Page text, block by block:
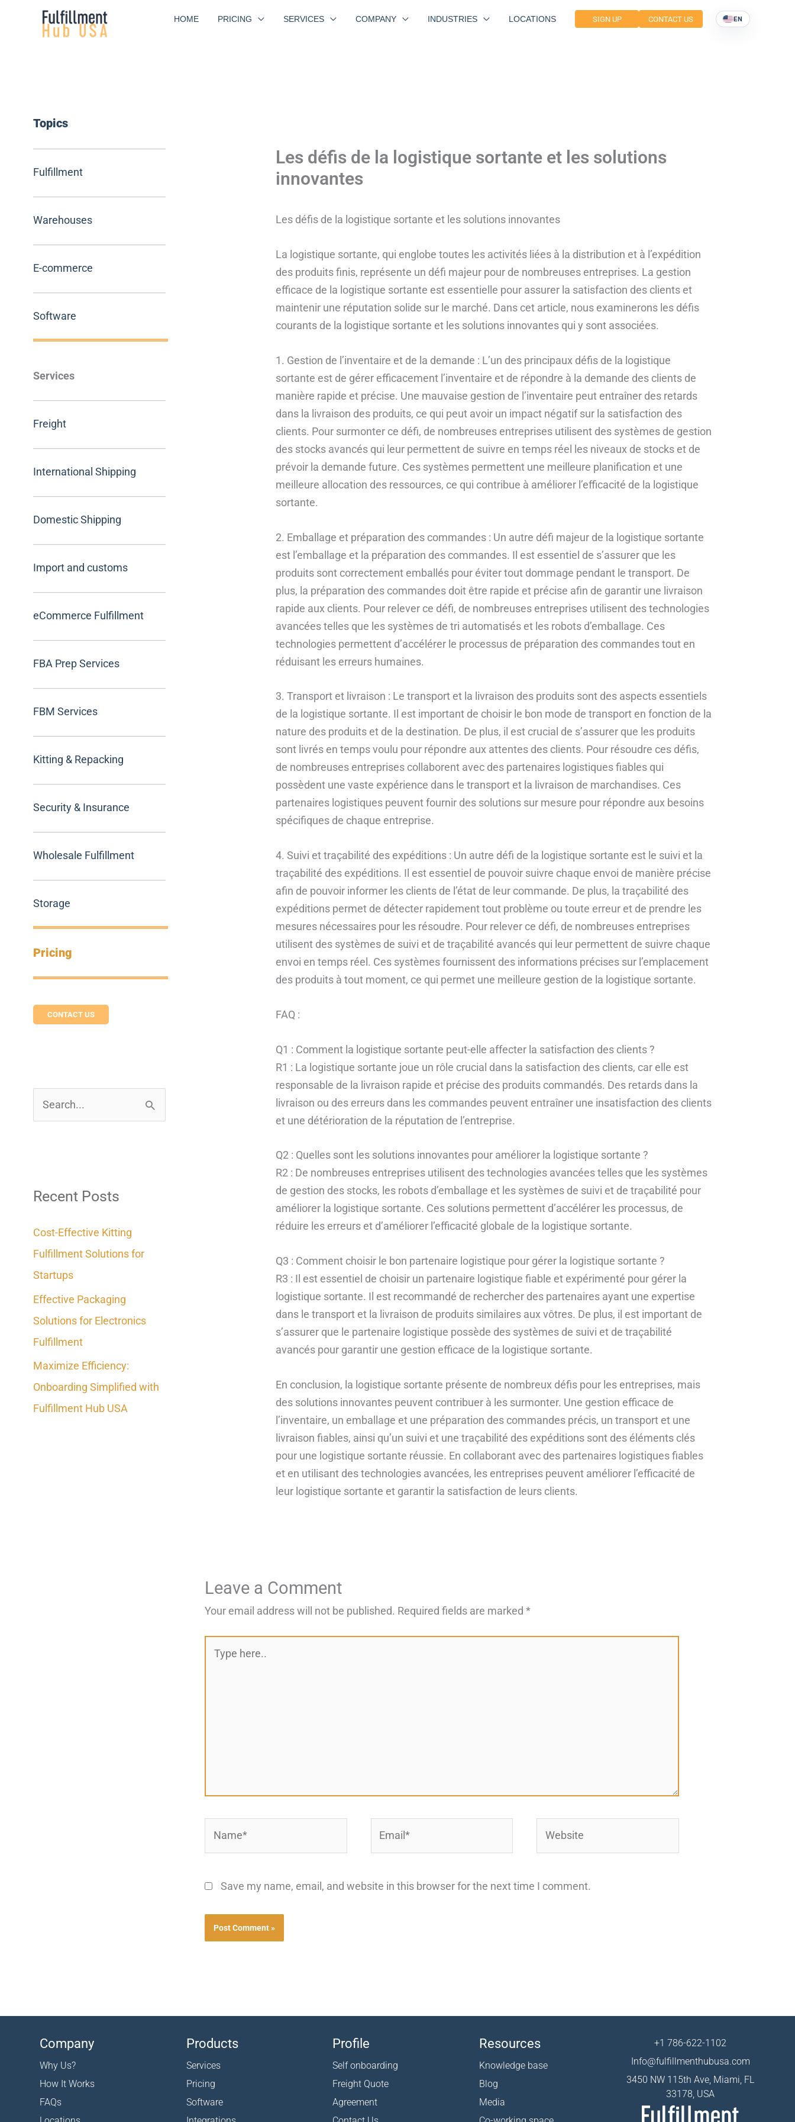
HOME PRICING SERVICES COMPANY INDUSTRIES LOCATIONS SIGN UP CONTACT US EN
Topics
Fulfillment
Warehouses
E-commerce
Software
Services
Freight
International Shipping
Domestic Shipping
Import and customs
eCommerce Fulfillment
FBA Prep Services
FBM Services
Kitting & Repacking
Security & Insurance
Wholesale Fulfillment
Storage
Pricing
CONTACT US
c
f
o
r
Recent Posts
Cost-Effective Kitting
Fulfillment Solutions for
Startups
Effective Packaging
Solutions for Electronics
Fulfillment
Maximize Efficiency:
Onboarding Simplified with
Fulfillment Hub USA
Les défis de la logistique sortante et les solutions
innovantes
Les défis de la logistique sortante et les solutions innovantes
La logistique sortante, qui englobe toutes les activités liées à la distribution et à l’expédition
des produits finis, représente un défi majeur pour de nombreuses entreprises. La gestion
efficace de la logistique sortante est essentielle pour assurer la satisfaction des clients et
maintenir une réputation solide sur le marché. Dans cet article, nous examinerons les défis
courants de la logistique sortante et les solutions innovantes qui y sont associées.
1. Gestion de l’inventaire et de la demande : L’un des principaux défis de la logistique
sortante est de gérer efficacement l’inventaire et de répondre à la demande des clients de
manière rapide et précise. Une mauvaise gestion de l’inventaire peut entraîner des retards
dans la livraison des produits, ce qui peut avoir un impact négatif sur la satisfaction des
clients. Pour surmonter ce défi, de nombreuses entreprises utilisent des systèmes de gestion
des stocks avancés qui leur permettent de suivre en temps réel les niveaux de stocks et de
prévoir la demande future. Ces systèmes permettent une meilleure planification et une
meilleure allocation des ressources, ce qui contribue à améliorer l’efficacité de la logistique
sortante.
2. Emballage et préparation des commandes : Un autre défi majeur de la logistique sortante
est l’emballage et la préparation des commandes. Il est essentiel de s’assurer que les
produits sont correctement emballés pour éviter tout dommage pendant le transport. De
plus, la préparation des commandes doit être rapide et précise afin de garantir une livraison
rapide aux clients. Pour relever ce défi, de nombreuses entreprises utilisent des technologies
avancées telles que les systèmes de tri automatisés et les robots d’emballage. Ces
technologies permettent d’accélérer le processus de préparation des commandes tout en
réduisant les erreurs humaines.
3. Transport et livraison : Le transport et la livraison des produits sont des aspects essentiels
de la logistique sortante. Il est important de choisir le bon mode de transport en fonction de la
nature des produits et de la destination. De plus, il est crucial de s’assurer que les produits
sont livrés en temps voulu pour répondre aux attentes des clients. Pour résoudre ces défis,
de nombreuses entreprises collaborent avec des partenaires logistiques fiables qui
possèdent une vaste expérience dans le transport et la livraison de marchandises. Ces
partenaires logistiques peuvent fournir des solutions sur mesure pour répondre aux besoins
spécifiques de chaque entreprise.
4. Suivi et traçabilité des expéditions : Un autre défi de la logistique sortante est le suivi et la
traçabilité des expéditions. Il est essentiel de pouvoir suivre chaque envoi de manière précise
afin de pouvoir informer les clients de l’état de leur commande. De plus, la traçabilité des
expéditions permet de détecter rapidement tout problème ou toute erreur et de prendre les
mesures nécessaires pour les résoudre. Pour relever ce défi, de nombreuses entreprises
utilisent des systèmes de suivi et de traçabilité avancés qui leur permettent de suivre chaque
envoi en temps réel. Ces systèmes fournissent des informations précises sur l’emplacement
des produits à tout moment, ce qui permet une meilleure gestion de la logistique sortante.
FAQ :
Q1 : Comment la logistique sortante peut-elle affecter la satisfaction des clients ?
R1 : La logistique sortante joue un rôle crucial dans la satisfaction des clients, car elle est
responsable de la livraison rapide et précise des produits commandés. Des retards dans la
livraison ou des erreurs dans les commandes peuvent entraîner une insatisfaction des clients
et une détérioration de la réputation de l’entreprise.
Q2 : Quelles sont les solutions innovantes pour améliorer la logistique sortante ?
R2 : De nombreuses entreprises utilisent des technologies avancées telles que les systèmes
de gestion des stocks, les robots d’emballage et les systèmes de suivi et de traçabilité pour
améliorer la logistique sortante. Ces solutions permettent d’accélérer les processus, de
réduire les erreurs et d’améliorer l’efficacité globale de la logistique sortante.
Q3 : Comment choisir le bon partenaire logistique pour gérer la logistique sortante ?
R3 : Il est essentiel de choisir un partenaire logistique fiable et expérimenté pour gérer la
logistique sortante. Il est recommandé de rechercher des partenaires ayant une expertise
dans le transport et la livraison de produits similaires aux vôtres. De plus, il est important de
s’assurer que le partenaire logistique possède des systèmes de suivi et de traçabilité
avancés pour garantir une gestion efficace de la logistique sortante.
En conclusion, la logistique sortante présente de nombreux défis pour les entreprises, mais
des solutions innovantes peuvent contribuer à les surmonter. Une gestion efficace de
l’inventaire, un emballage et une préparation des commandes précis, un transport et une
livraison fiables, ainsi qu’un suivi et une traçabilité des expéditions sont des éléments clés
pour une logistique sortante réussie. En collaborant avec des partenaires logistiques fiables
et en utilisant des technologies avancées, les entreprises peuvent améliorer l’efficacité de
leur logistique sortante et garantir la satisfaction de leurs clients.
Leave a Comment
Your email address will not be published. Required fields are marked *
here..
Save my name, email, and website in this browser for the next time I comment.
Company
Why Us?
How It Works
FAQs
Products
Services
Pricing
Software
Profile
Self onboarding
Freight Quote
Agreement
Resources
Knowledge base
Blog
Media
+1 786-622-1102
Info@fulfillmenthubusa.com
3450 NW 115th Ave, Miami, FL
33178, USA